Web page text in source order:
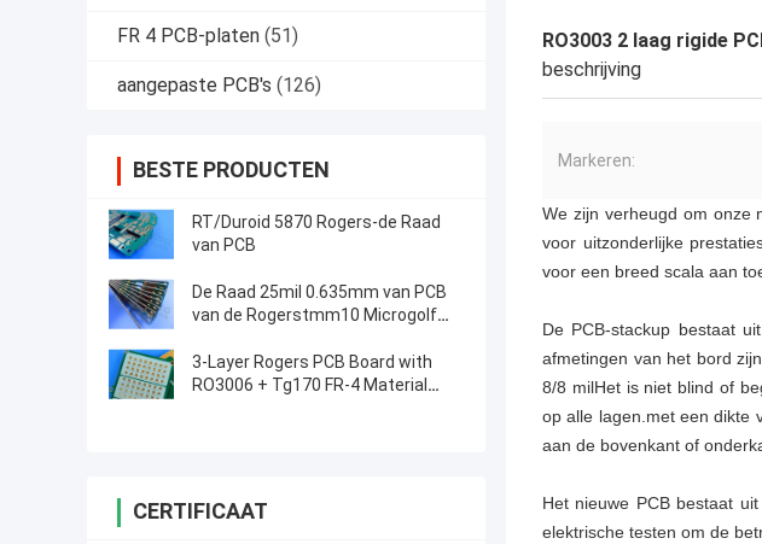
FR 4 PCB-platen (51)
aangepaste PCB's (126)
BESTE PRODUCTEN
RT/Duroid 5870 Rogers-de Raad
van PCB
De Raad 25mil 0.635mm van PCB
van de Rogerstmm10 Microgolf
3-Layer Rogers PCB Board with
RO3006 + Tg170 FR-4 Material
CERTIFICAAT
RO3003 2 laag rigide
beschrijving
Markeren:
We zijn verheugd om onze
voor uitzonderlijke
voor een breed scala aan
De PCB-stackup bestaat
afmetingen van het bord
8/8 milHet is niet blind of
op alle lagen.met een dikte
aan de bovenkant of
Het nieuwe PCB bestaat
elektrische testen om de